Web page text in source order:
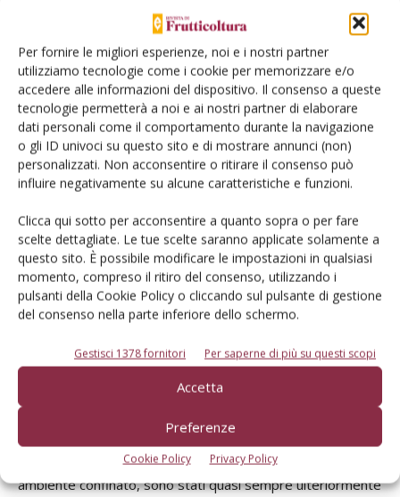
Per fornire le migliori esperienze, noi e i nostri partner
utilizziamo tecnologie come i cookie per memorizzare e/o
accedere alle informazioni del dispositivo. Il consenso a queste
tecnologie permetterà a noi e ai nostri partner di elaborare
dati personali come il comportamento durante la navigazione
o gli ID univoci su questo sito e di mostrare annunci (non)
personalizzati. Non acconsentire o ritirare il consenso può
influire negativamente su alcune caratteristiche e funzioni.
Clicca qui sotto per acconsentire a quanto sopra o per fare
scelte dettagliate. Le tue scelte saranno applicate solamente a
questo sito. È possibile modificare le impostazioni in qualsiasi
momento, compreso il ritiro del consenso, utilizzando i
pulsanti della Cookie Policy o cliccando sul pulsante di gestione
del consenso nella parte inferiore dello schermo.
Gestisci 1378 fornitori Per saperne di più su questi scopi
Accetta
Preferenze
Cookie Policy Privacy Policy
accessioni reagiscono in diversa maniera all’infezione da
Cultivar tolleranti necessarie
Tutte le piante in prova si sono infettate in seguito
all’inoculo con tempistiche e manifestazioni diverse nei vari
anni della prova. Questo aspetto sottolinea l’importanza di
Si può infatti affermare che per il momento non è presente
nessun carattere di immunità o di totale resistenza
genetica a Sharka nel germoplasma in commercio. I risultati
ottenuti, comunque, dimostrano come una parziale
resistenza sia probabilmente presente in diverse varietà e
selezioni di albicocco mentre per il pesco è stata
evidenziata solo una blanda tolleranza. Infatti, tutte le
varietà e selezioni valutate si infettano con PPV e risultano
più o meno sintomatiche; solo alcune, pur mostrando pochi
sintomi sulle foglie, non manifestano sintomi sui frutti, ad
esempio la cv UFO 3. Questi risultati, ottenuti in un
ambiente confinato, sono stati quasi sempre ulteriormente